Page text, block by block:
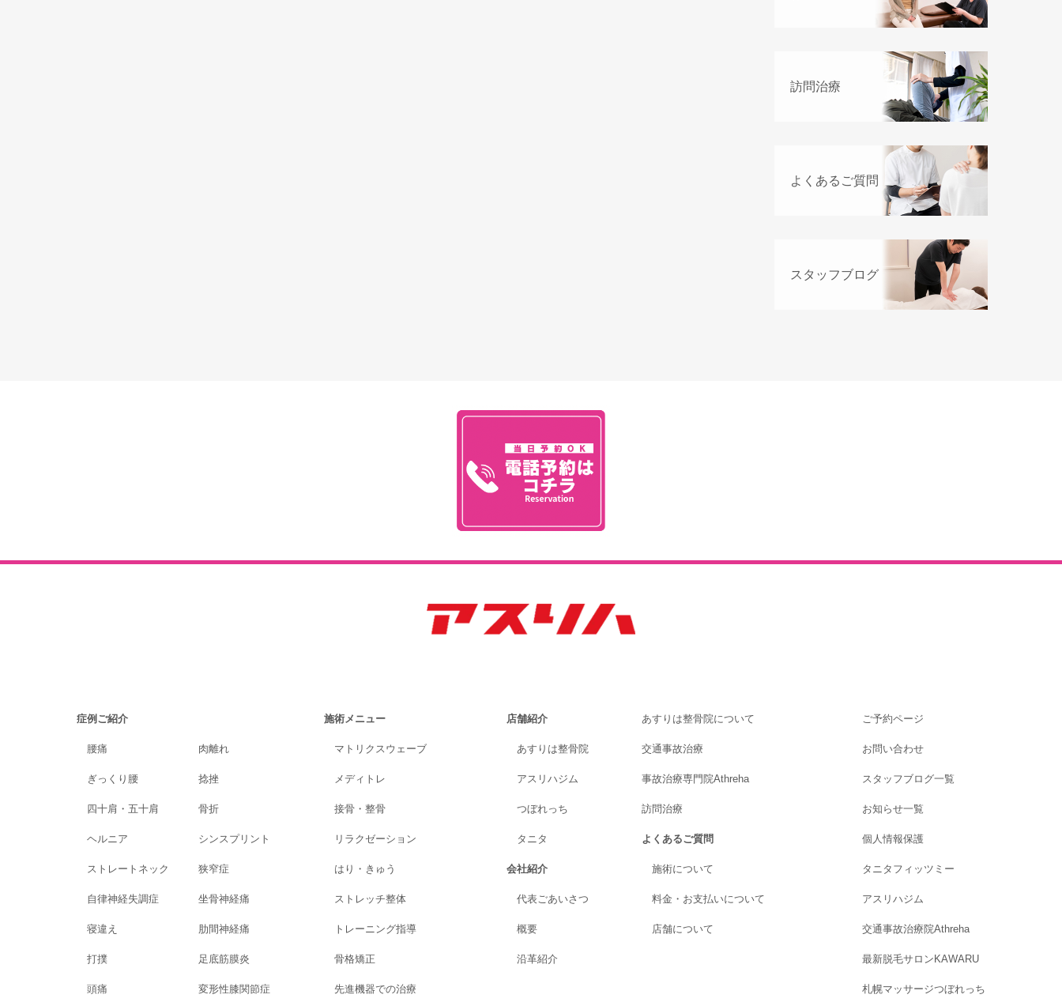
訪問治療
よくあるご質問
スタッフブログ
症例ご紹介
腰痛
ぎっくり腰
四十肩・五十肩
ヘルニア
ストレートネック
自律神経失調症
寝違え
打撲
頭痛
肉離れ
捻挫
骨折
シンスプリント
狭窄症
坐骨神経痛
肋間神経痛
足底筋膜炎
変形性膝関節症
施術メニュー
マトリクスウェーブ
メディトレ
接骨・整骨
リラクゼーション
はり・きゅう
ストレッチ整体
トレーニング指導
骨格矯正
先進機器での治療
店舗紹介
あすりは整骨院
アスリハジム
つぼれっち
タニタ
会社紹介
代表ごあいさつ
概要
沿革紹介
あすりは整骨院について
交通事故治療
事故治療専門院Athreha
訪問治療
よくあるご質問
施術について
料金・お支払いについて
店舗について
ご予約ページ
お問い合わせ
スタッフブログ一覧
お知らせ一覧
個人情報保護
タニタフィッツミー
アスリハジム
交通事故治療院Athreha
最新脱毛サロンKAWARU
札幌マッサージつぼれっち